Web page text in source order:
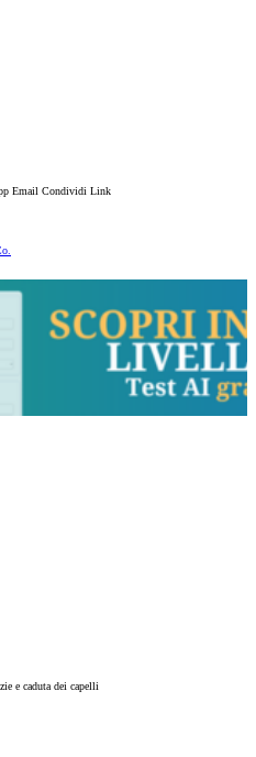
Email Condividi Link
e caduta dei capelli